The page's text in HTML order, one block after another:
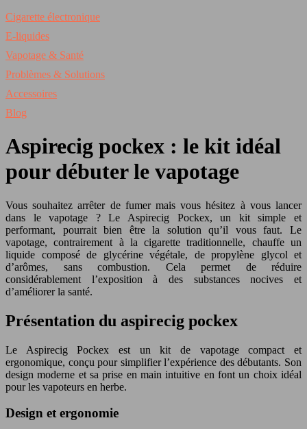
Cigarette électronique
E-liquides
Vapotage & Santé
Problèmes & Solutions
Accessoires
Blog
Aspirecig pockex : le kit idéal
pour débuter le vapotage
Vous souhaitez arrêter de fumer mais vous hésitez à vous lancer
dans le vapotage ? Le Aspirecig Pockex, un kit simple et
performant, pourrait bien être la solution qu’il vous faut. Le
vapotage, contrairement à la cigarette traditionnelle, chauffe un
liquide composé de glycérine végétale, de propylène glycol et
d’arômes, sans combustion. Cela permet de réduire
considérablement l’exposition à des substances nocives et
d’améliorer la santé.
Présentation du aspirecig pockex
Le Aspirecig Pockex est un kit de vapotage compact et
ergonomique, conçu pour simplifier l’expérience des débutants. Son
design moderne et sa prise en main intuitive en font un choix idéal
pour les vapoteurs en herbe.
Design et ergonomie